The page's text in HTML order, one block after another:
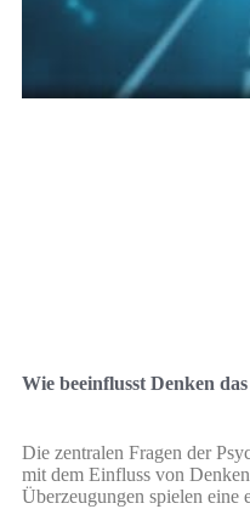
Wie beeinflusst Denken
Die zentralen Fragen der
mit dem Einfluss von
Überzeugungen spielen eine